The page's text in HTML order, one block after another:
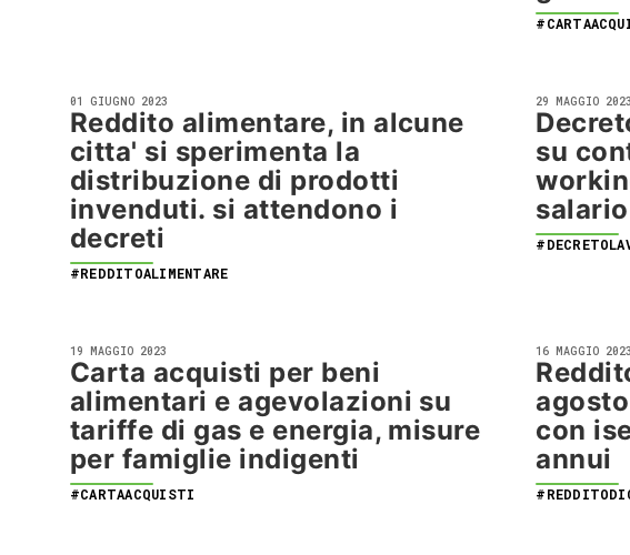
01 GIUGNO 2023
Reddito alimentare, in alcune
citta' si sperimenta la
distribuzione di prodotti
invenduti. si attendono i
decreti
#REDDITOALIMENTARE
29 MAGGIO 2023
su
19 MAGGIO 2023
Carta acquisti per beni
alimentari e agevolazioni su
tariffe di gas e energia, misure
per famiglie indigenti
#CARTAACQUISTI
16 MAGGIO 2023
con
annui